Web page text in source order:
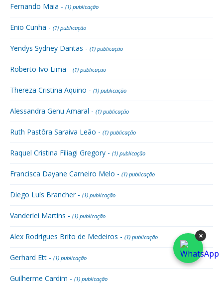
Fernando Maia - (1) publicação
Enio Cunha - (1) publicação
Yendys Sydney Dantas - (1) publicação
Roberto Ivo Lima - (1) publicação
Thereza Cristina Aquino - (1) publicação
Alessandra Genu Amaral - (1) publicação
Ruth Pastôra Saraiva Leão - (1) publicação
Raquel Cristina Filiagi Gregory - (1) publicação
Francisca Dayane Carneiro Melo - (1) publicação
Diego Luís Brancher - (1) publicação
Vanderlei Martins - (1) publicação
Alex Rodrigues Brito de Medeiros - (1) publicação
Gerhard Ett - (1) publicação
Guilherme Cardim - (1) publicação
×